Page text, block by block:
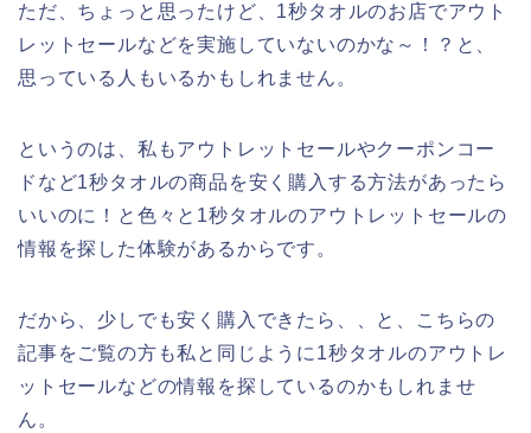
ただ、ちょっと思ったけど、1秒タオルのお店でアウト
レットセールなどを実施していないのかな～！？と、
思っている人もいるかもしれません。
というのは、私もアウトレットセールやクーポンコー
ドなど1秒タオルの商品を安く購入する方法があったら
いいのに！と色々と1秒タオルのアウトレットセールの
情報を探した体験があるからです。
だから、少しでも安く購入できたら、、と、こちらの
記事をご覧の方も私と同じように1秒タオルのアウトレ
ットセールなどの情報を探しているのかもしれませ
ん。